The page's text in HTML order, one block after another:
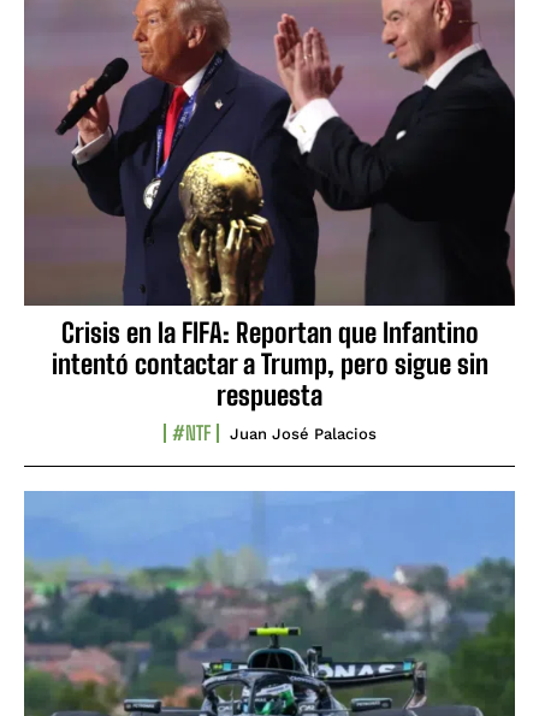
Crisis en la FIFA: Reportan que Infantino
intentó contactar a Trump, pero sigue sin
respuesta
#NTF Juan José Palacios